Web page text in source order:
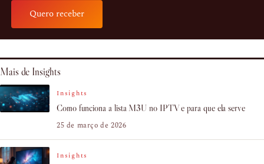
Quero receber
Mais de Insights
Insights
Como funciona a lista M3U no IPTV e para que ela serve
25 de março de 2026
Insights